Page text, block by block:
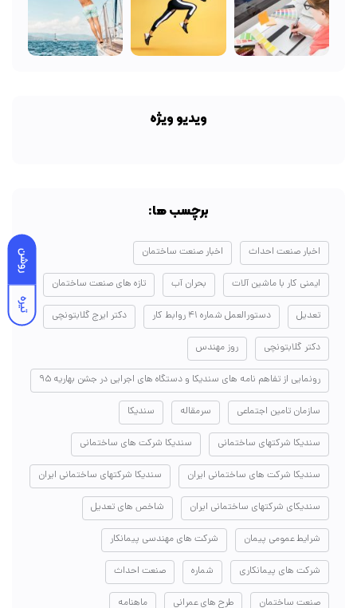
روشن
تیره
ویدیو ویژه
برچسب ها:
اخبار صنعت احداث اخبار صنعت ساختمان
ایمنی کار با ماشین آلات بحران آب تازه های صنعت ساختمان
تعدیل دستورالعمل شماره ۴۱ روابط کار دکتر ایرج گلابتونچی
دکتر گلابتونچی روز مهندس
رونمایی از تفاهم نامه های سندیکا و دستگاه های اجرایی در جشن بهاریه ۹۵
سازمان تامین اجتماعی سرمقاله سندیکا
سندیکا شرکتهای ساختمانی سندیکا شرکت های ساختمانی
سندیکا شرکت های ساختمانی ایران سندیکا شرکتهای ساختمانی ایران
سندیکای شرکتهای ساختمانی ایران شاخص های تعدیل
شرایط عمومی پیمان شرکت های مهندسی پیمانکار
شرکت های پیمانکاری شماره صنعت احداث
صنعت ساختمان طرح های عمرانی ماهنامه